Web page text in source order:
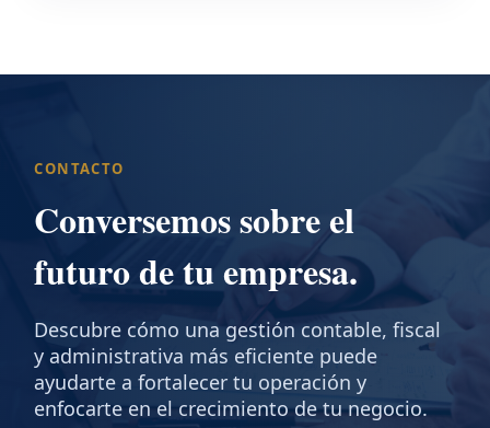
CONTACTO
Conversemos sobre el
futuro de tu empresa.
Descubre cómo una gestión contable, fiscal
y administrativa más eficiente puede
ayudarte a fortalecer tu operación y
enfocarte en el crecimiento de tu negocio.